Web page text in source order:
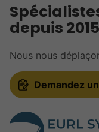
depuis 2015
Nous nous
Demandez